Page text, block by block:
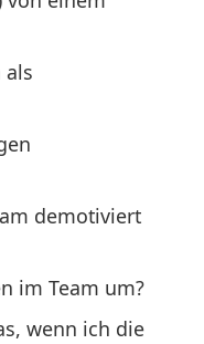
als
demotiviert
im Team um?
wenn ich die